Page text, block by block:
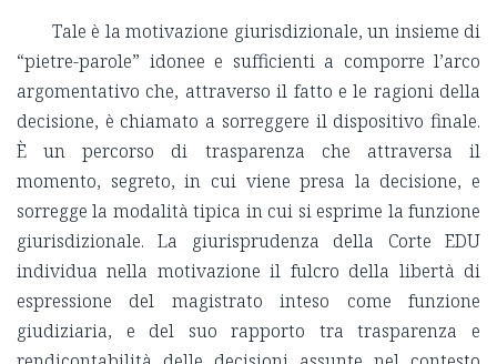
Tale è la motivazione giurisdizionale, un insieme di
“pietre-parole” idonee e sufficienti a comporre l’arco
argomentativo che, attraverso il fatto e le ragioni della
decisione, è chiamato a sorreggere il dispositivo finale.
È un percorso di trasparenza che attraversa il
momento, segreto, in cui viene presa la decisione, e
sorregge la modalità tipica in cui si esprime la funzione
giurisdizionale. La giurisprudenza della Corte EDU
individua nella motivazione il fulcro della libertà di
espressione del magistrato inteso come funzione
giudiziaria, e del suo rapporto tra trasparenza e